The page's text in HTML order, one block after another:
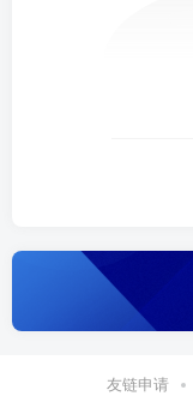
友链申请